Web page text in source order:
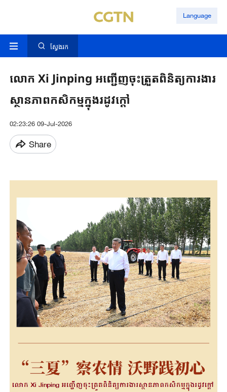
Language
ស្វែងរក
លោក Xi Jinping អញ្ជើញ​ចុះត្រួតពិនិត្យការងារ
ស្ថានភាពកសិកម្មក្នុងរដូវក្តៅ
02:23:26 09-Jul-2026
Share